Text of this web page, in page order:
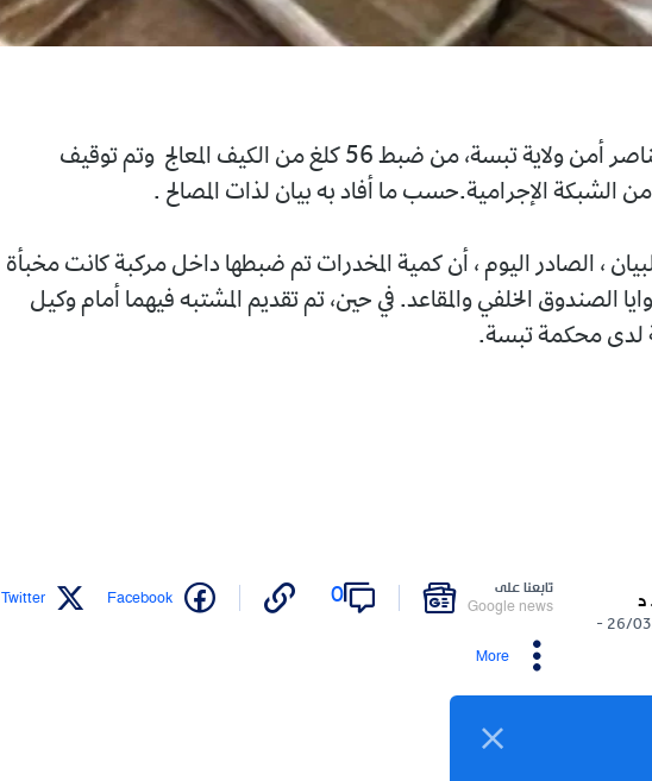
تمكنت عناصر أمن ولاية تبسة، من ضبط 56 كلغ من الكيف المعالج وتم توقيف
الإجرامية.حسب ما أفاد به بيان لذات المصالح .
، الصادر اليوم ، أن كمية المخدرات تم ضبطها داخل مركبة كانت مخبأة
الصندوق الخلفي والمقاعد. في حين، تم تقديم المشتبه فيهما أمام وكيل
لدى محكمة تبسة.
د
26/03/2026 -
تابعنا على
Google news
0
Facebook
Twitter
More